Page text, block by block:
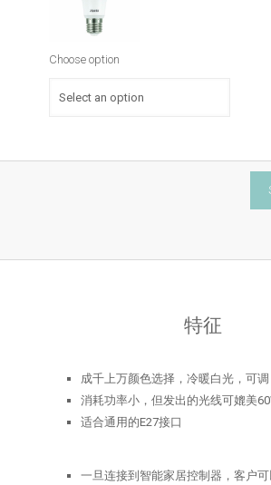
Choose option
特征
成千上万颜色选择，冷暖白光，可调
消耗功率小，但发出的光线可媲美
适合通用的E27接口
一旦连接到智能家居控制器，客户